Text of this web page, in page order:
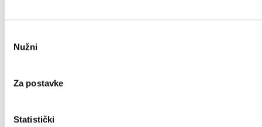
pristanka
Nužni
Za postavke
Statistički